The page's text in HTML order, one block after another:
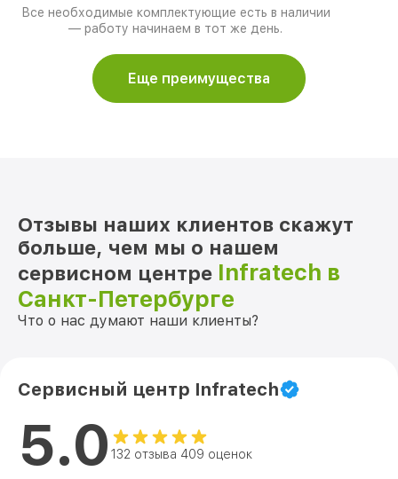
Все необходимые комплектующие есть в наличии
— работу начинаем в тот же день.
Еще преимущества
Отзывы наших клиентов скажут
больше, чем мы о нашем
сервисном центре Infratech в
Санкт-Петербурге
Что о нас думают наши клиенты?
Сервисный центр Infratech
5.0 132 отзыва 409 оценок